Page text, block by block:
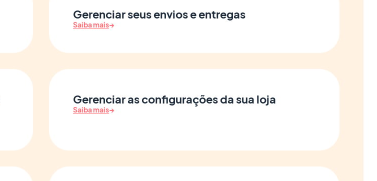
Gerenciar seus envios e entregas
Saiba mais→
Gerenciar as configurações da sua loja
Saiba mais→